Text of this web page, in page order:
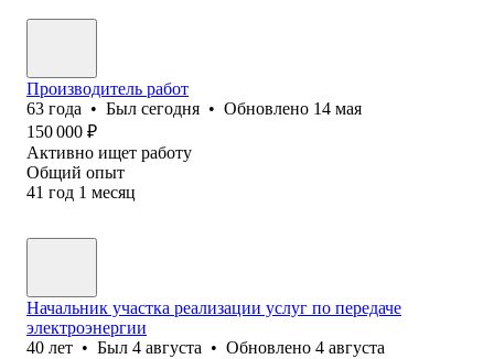
Производитель работ
63 года • Был сегодня • Обновлено 14 мая
150 000 ₽
Активно ищет работу
Общий опыт
41 год 1 месяц
Начальник участка реализации услуг по передаче
электроэнергии
40 лет • Был 4 августа • Обновлено 4 августа